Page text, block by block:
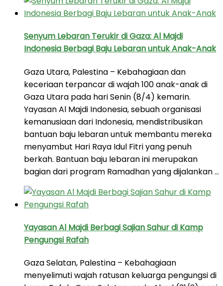
Senyum Lebaran Terukir di Gaza: Al Majdi
Indonesia Berbagi Baju Lebaran untuk Anak-Anak
Gaza Utara, Palestina – Kebahagiaan dan
keceriaan terpancar di wajah 100 anak-anak di
Gaza Utara pada hari Senin (8/4) kemarin.
Yayasan Al Majdi Indonesia, sebuah organisasi
kemanusiaan dari Indonesia, mendistribusikan
bantuan baju lebaran untuk membantu mereka
menyambut Hari Raya Idul Fitri yang penuh
berkah. Bantuan baju lebaran ini merupakan
bagian dari program Ramadhan yang dijalankan …
Yayasan Al Majdi Berbagi Sajian Sahur di Kamp
Pengungsi Rafah
Gaza Selatan, Palestina – Kebahagiaan
menyelimuti wajah ratusan keluarga pengungsi di